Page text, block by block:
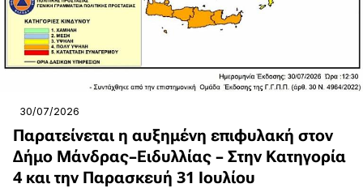
30/07/2026
Παρατείνεται η αυξημένη επιφυλακή στον
Δήμο Μάνδρας–Ειδυλλίας – Στην Κατηγορία
4 και την Παρασκευή 31 Ιουλίου